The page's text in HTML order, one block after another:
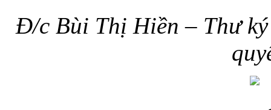
Đ/c Bùi Thị Hiền – Thư